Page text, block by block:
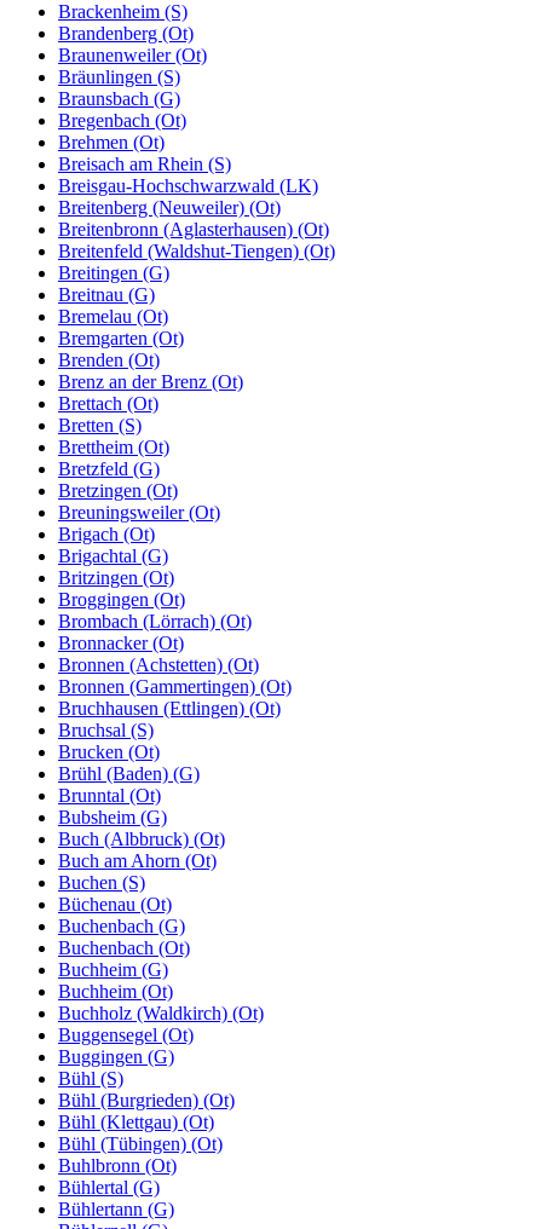
Brackenheim (S)
Brandenberg (Ot)
Braunenweiler (Ot)
Bräunlingen (S)
Braunsbach (G)
Bregenbach (Ot)
Brehmen (Ot)
Breisach am Rhein (S)
Breisgau-Hochschwarzwald (LK)
Breitenberg (Neuweiler) (Ot)
Breitenbronn (Aglasterhausen) (Ot)
Breitenfeld (Waldshut-Tiengen) (Ot)
Breitingen (G)
Breitnau (G)
Bremelau (Ot)
Bremgarten (Ot)
Brenden (Ot)
Brenz an der Brenz (Ot)
Brettach (Ot)
Bretten (S)
Brettheim (Ot)
Bretzfeld (G)
Bretzingen (Ot)
Breuningsweiler (Ot)
Brigach (Ot)
Brigachtal (G)
Britzingen (Ot)
Broggingen (Ot)
Brombach (Lörrach) (Ot)
Bronnacker (Ot)
Bronnen (Achstetten) (Ot)
Bronnen (Gammertingen) (Ot)
Bruchhausen (Ettlingen) (Ot)
Bruchsal (S)
Brucken (Ot)
Brühl (Baden) (G)
Brunntal (Ot)
Bubsheim (G)
Buch (Albbruck) (Ot)
Buch am Ahorn (Ot)
Buchen (S)
Büchenau (Ot)
Buchenbach (G)
Buchenbach (Ot)
Buchheim (G)
Buchheim (Ot)
Buchholz (Waldkirch) (Ot)
Buggensegel (Ot)
Buggingen (G)
Bühl (S)
Bühl (Burgrieden) (Ot)
Bühl (Klettgau) (Ot)
Bühl (Tübingen) (Ot)
Buhlbronn (Ot)
Bühlertal (G)
Bühlertann (G)